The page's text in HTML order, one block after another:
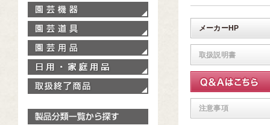
メーカーHP
取扱説明書
注意事項
製品分類一覧から探す